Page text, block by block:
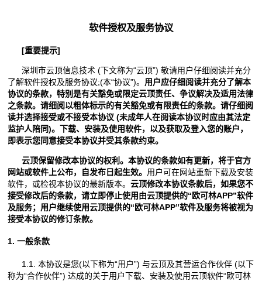
软件授权及服务协议
[重要提示]
深圳市云顶信息技术 (下文称为“云顶”) 敬请用户仔细阅读并充分
了解软件授权及服务协议;(本“协议”)。 用户应仔细阅读并充分了解本
协议的条款，特别是有关豁免或限定云顶责任、争议解决及适用法律
之条款。请细阅以粗体标示的有关豁免或有限责任的条款。请仔细阅
读并选择接受或不接受本协议 (未成年人在阅读本协议时应由其法定
监护人陪同)。下载、安装及使用软件，以及获取及登入您的账户，
即表示您同意接受本协议并受其条款约束。
云顶保留修改本协议的权利。本协议的条款如有更新，将于官方
网站或软件上公布，自发布日起生效。 用户可在网站重新下载及安装
软件，或检视本协议的最新版本。 云顶修改本协议条款后，如果您不
接受修改后的条款，请立即停止使用由云顶提供的“欧可林APP”软件
及服务；用户继续使用云顶提供的“欧可林APP”软件及服务将被视为
接受本协议的修订条款。
1. 一般条款
1.1. 本协议是您(以下称为“用户”) 与云顶及其营运合作伙伴 (以下
称为“合作伙伴”) 达成的关于用户下载、安装及使用云顶软件“欧可林